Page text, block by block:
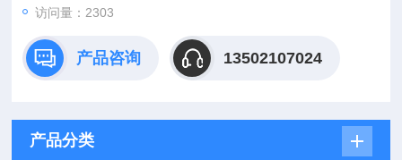
访问量：2303
产品咨询 13502107024
产品分类